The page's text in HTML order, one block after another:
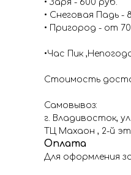
• Заря - 600 руб.
• Снеговая Падь -
• Пригород - от
•Час Пик
Стоимость
Самовывоз:
г. Владивосток,
ТЦ Махаон , 2-й
Оплата
Для оформления